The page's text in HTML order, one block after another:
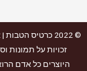
© 2022 כרטיס הטבות |
היוצרים כל אדם